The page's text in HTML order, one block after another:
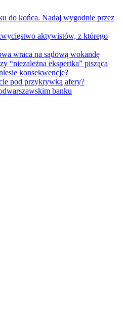
do końca. Nadaj wygodnie przez
aktywistów, z którego
wraca na sądową wokandę
“niezależna ekspertka” pisząca
konsekwencje?
pod przykrywką afery?
banku